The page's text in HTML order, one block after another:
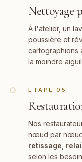
Nettoyage
À l'atelier, un
poussière et
cartographions
la moindre
ÉTAPE 05
Nos
nœud par
retissage,
selon les